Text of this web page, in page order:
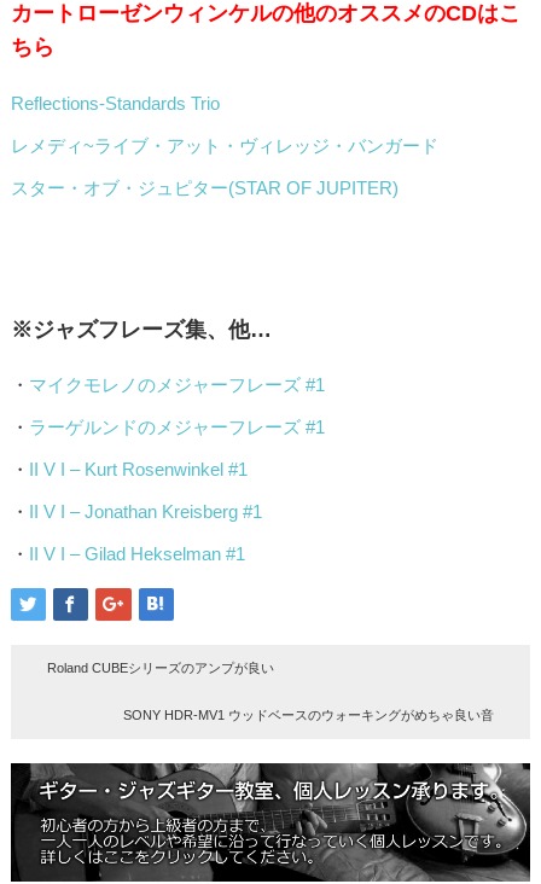
カートローゼンウィンケルの他のオススメのCDはこ
ちら
Reflections-Standards Trio
レメディ~ライブ・アット・ヴィレッジ・バンガード
スター・オブ・ジュピター(STAR OF JUPITER)
※ジャズフレーズ集、他…
・ マイクモレノのメジャーフレーズ #1
・ ラーゲルンドのメジャーフレーズ #1
・ II V I – Kurt Rosenwinkel #1
・ II V I – Jonathan Kreisberg #1
・ II V I – Gilad Hekselman #1
Roland CUBEシリーズのアンプが良い
SONY HDR-MV1 ウッドベースのウォーキングがめちゃ良い音